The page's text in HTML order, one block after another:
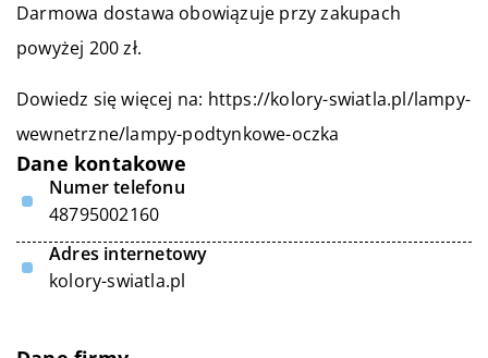
Darmowa dostawa obowiązuje przy zakupach
powyżej 200 zł.
Dowiedz się więcej na: https://kolory-swiatla.pl/lampy-
wewnetrzne/lampy-podtynkowe-oczka
Dane kontakowe
Numer telefonu
48795002160
Adres internetowy
kolory-swiatla.pl